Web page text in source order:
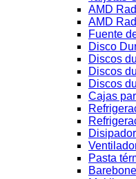
AMD
AMD
Fuente
Disco
Discos
Discos
Discos
Cajas
Pasta